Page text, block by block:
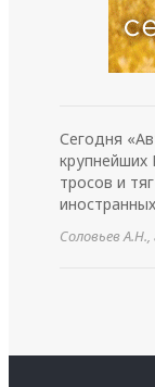
Сегодня
крупнейших
тросов и
Соловьев